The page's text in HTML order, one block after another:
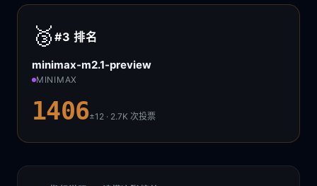
🥉 #3排名
minimax-m2.1-preview
MINIMAX
1406±12 · 2.7K次投票